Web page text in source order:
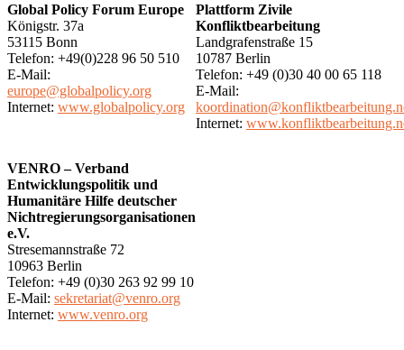
Global Policy Forum Europe
Königstr. 37a
53115 Bonn
Telefon: +49(0)228 96 50 510
E-Mail:
europe@globalpolicy.org
Internet: www.globalpolicy.org
Plattform Zivile
Konfliktbearbeitung
Landgrafenstraße 15
10787 Berlin
Telefon: +49 (0)30 40 00 65 118
E-Mail:
Internet:
VENRO – Verband
Entwicklungspolitik und
Humanitäre Hilfe deutscher
Nichtregierungsorganisationen
e.V.
Stresemannstraße 72
10963 Berlin
Telefon: +49 (0)30 263 92 99 10
E-Mail: sekretariat@venro.org
Internet: www.venro.org